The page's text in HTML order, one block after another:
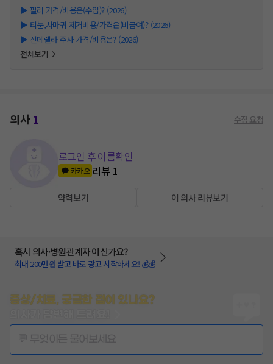
▶ 필러 가격/비용은(수입)? (2026)
▶ 티눈,사마귀 제거비용/가격은(비급여)? (2026)
▶ 신데렐라 주사 가격/비용은? (2026)
전체보기
의사1 수정 요청
로그인 후 이름확인
카카오 리뷰 1
약력보기 이 의사 리뷰보기
혹시 의사·병원관계자 이신가요?
최대 200만원 받고 바로 광고 시작하세요! 💰💰
증상/치료, 궁금한 점이 있나요?